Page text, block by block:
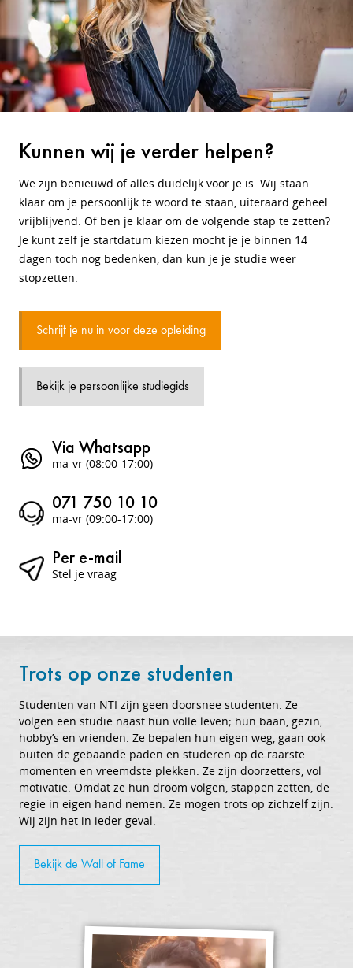
Kunnen wij je verder helpen?
We zijn benieuwd of alles duidelijk voor je is. Wij staan
klaar om je persoonlijk te woord te staan, uiteraard geheel
vrijblijvend. Of ben je klaar om de volgende stap te zetten?
Je kunt zelf je startdatum kiezen mocht je je binnen 14
dagen toch nog bedenken, dan kun je je studie weer
stopzetten.
Schrijf je nu in voor deze opleiding
Bekijk je persoonlijke studiegids
Via Whatsapp
ma-vr (08:00-17:00)
071 750 10 10
ma-vr (09:00-17:00)
Per e-mail
Stel je vraag
Trots op onze studenten
Studenten van NTI zijn geen doorsnee studenten. Ze
volgen een studie naast hun volle leven; hun baan, gezin,
hobby’s en vrienden. Ze bepalen hun eigen weg, gaan ook
buiten de gebaande paden en studeren op de raarste
momenten en vreemdste plekken. Ze zijn doorzetters, vol
motivatie. Omdat ze hun droom volgen, stappen zetten, de
regie in eigen hand nemen. Ze mogen trots op zichzelf zijn.
Wij zijn het in ieder geval.
Bekijk de Wall of Fame